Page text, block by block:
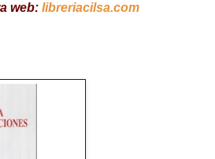
web: libreriacilsa.com